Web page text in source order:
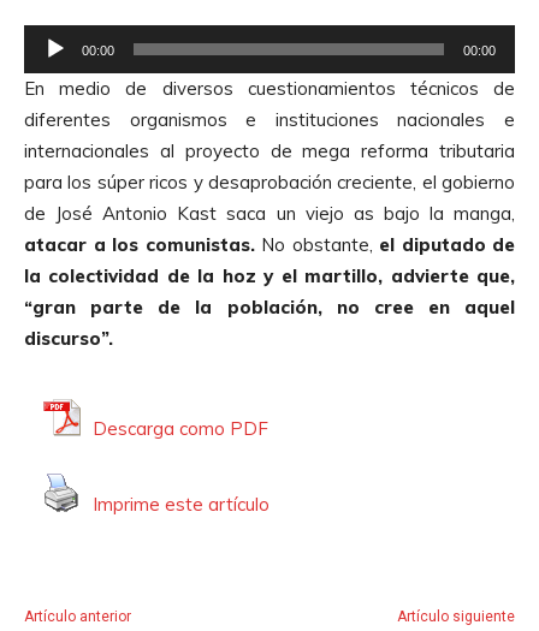
d
o
e
p
r
o
d
u
c
t
r
00:00 00:00
En medio de diversos cuestionamientos técnicos de
diferentes organismos e instituciones nacionales e
internacionales al proyecto de mega reforma tributaria
para los súper ricos y desaprobación creciente, el gobierno
de José Antonio Kast saca un viejo as bajo la manga,
atacar a los comunistas. No obstante, el diputado de
la colectividad de la hoz y el martillo, advierte que,
“gran parte de la población, no cree en aquel
discurso”.
Descarga como PDF
Imprime este artículo
Artículo anterior Artículo siguiente